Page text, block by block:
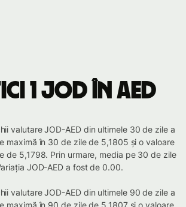
1 JOD în AED
valutare JOD-AED din ultimele 30 de zile a
maximă în 30 de zile de 5,1805 și o valoare
de 5,1798. Prin urmare, media pe 30 de zile
JOD-AED a fost de 0.00.
valutare JOD-AED din ultimele 90 de zile a